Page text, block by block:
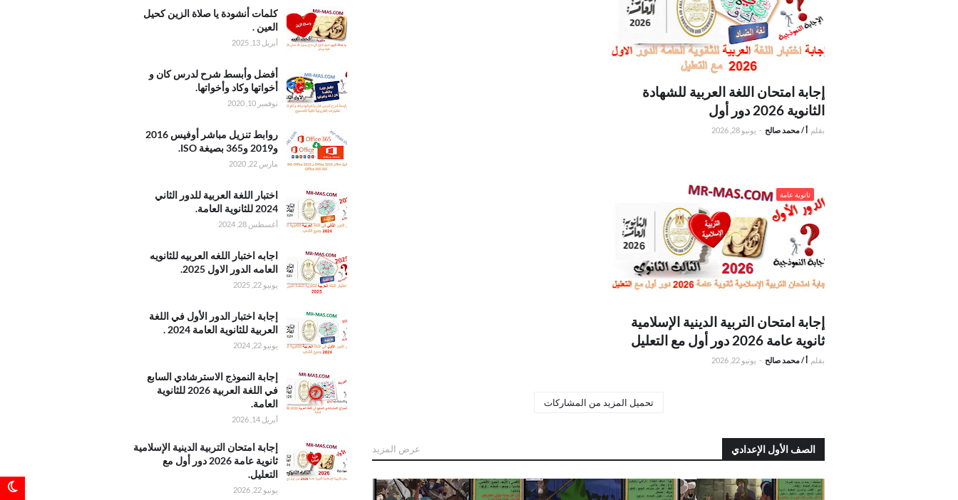
إجابة امتحان اللغة العربية للشهادة
الثانوية 2026 دور أول
بقلم أ / محمد صالح - يونيو 28, 2026
.إجابة امتحان التربية الدينية الإسلامية ثانوية عامة
2026 دور أول مع التعليلثانوية عامة
إجابة امتحان التربية الدينية الإسلامية
ثانوية عامة 2026 دور أول مع التعليل
بقلم أ / محمد صالح - يونيو 22, 2026
تحميل المزيد من المشاركات
الصف الأول الإعدادي عرض المزيد
. قصة عقبة بن نافع كاملة في فيديو واحد نصف ساعة - الترم الثاني
دور أول
.كلمات أنشودة
يا صلاة الزين
كحيل العين
كلمات أنشودة يا صلاة الزين كحيل
العين .
أبريل 13, 2025
.أفضل وأبسط
شرح لدرس
كان و أخواتها
وكاد وأخواتها
أفضل وأبسط شرح لدرس كان و
أخواتها وكاد وأخواتها.
نوفمبر 10, 2020
. روابط تنزيل
مباشر أوفيس
2016 و2019
روابط تنزيل مباشر أوفيس 2016
و2019 و365 بصيغة ISO.
مارس 22, 2020
.اختبار اللغة
العربية للدور
الثاني 2024
للثانوية العامة
اختبار اللغة العربية للدور الثاني
2024 للثانوية العامة.
أغسطس 28, 2024
.اجابه اختبار
اللغه العربيه
للثانويه العامه
الدور الاول
اجابه اختبار اللغه العربيه للثانويه
العامه الدور الاول 2025.
يونيو 22, 2025
.إجابة اختبار
الدور الأول في
اللغة العربية
للثانوية العامة
إجابة اختبار الدور الأول في اللغة
العربية للثانوية العامة 2024 .
يونيو 22, 2024
.إجابة النموذج
الاسترشادي
السابع في
اللغة العربية
العامة
إجابة النموذج الاسترشادي السابع
في اللغة العربية 2026 للثانوية
العامة.
أبريل 14, 2026
.إجابة امتحان
التربية الدينية
الإسلامية
إجابة امتحان التربية الدينية الإسلامية
ثانوية عامة 2026 دور أول مع
التعليل.
يونيو 22, 2026